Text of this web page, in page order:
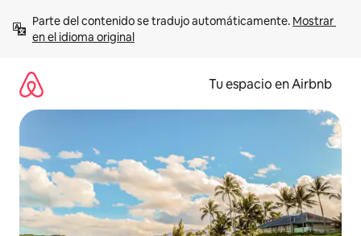
contenido
Parte del contenido se tradujo automáticamente. Mostrar
en el idioma original
Tu espacio en Airbnb